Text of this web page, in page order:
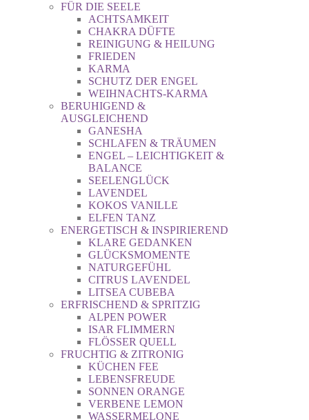
FÜR DIE SEELE
ACHTSAMKEIT
CHAKRA DÜFTE
REINIGUNG & HEILUNG
FRIEDEN
KARMA
SCHUTZ DER ENGEL
WEIHNACHTS-KARMA
BERUHIGEND &
AUSGLEICHEND
GANESHA
SCHLAFEN & TRÄUMEN
ENGEL – LEICHTIGKEIT &
BALANCE
SEELENGLÜCK
LAVENDEL
KOKOS VANILLE
ELFEN TANZ
ENERGETISCH & INSPIRIEREND
KLARE GEDANKEN
GLÜCKSMOMENTE
NATURGEFÜHL
CITRUS LAVENDEL
LITSEA CUBEBA
ERFRISCHEND & SPRITZIG
ALPEN POWER
ISAR FLIMMERN
FLÖSSER QUELL
FRUCHTIG & ZITRONIG
KÜCHEN FEE
LEBENSFREUDE
SONNEN ORANGE
VERBENE LEMON
WASSERMELONE